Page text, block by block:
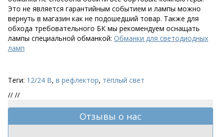
Это не является гарантийным событием и лампы можно
вернуть в магазин как не подошедший товар. Также для
обхода требовательного БК мы рекомендуем оснащать
лампы специальной обманкой: Обманки для светодиодных
ламп
Теги: 12/24 В, в рефлектор, тёплый свет
// //
Отзывы о нас